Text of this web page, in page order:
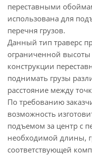
переставными
использована для
перечня грузов.
Данный тип траверс
ограниченной
конструкции
поднимать грузы
расстояние между
По требованию
возможность
подъемом за центр с
необходимой длины,
соответствующей